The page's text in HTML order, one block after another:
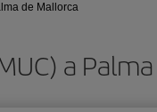
de Mallorca
a